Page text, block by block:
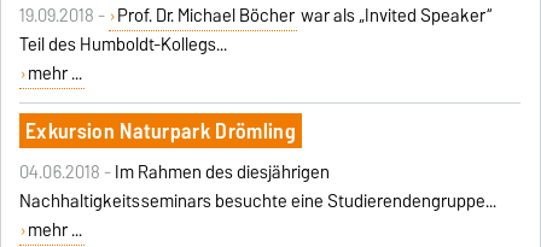
19.09.2018 - Prof. Dr. Michael Böcher war als „Invited Speaker“
Teil des Humboldt-Kollegs...
mehr ...
Exkursion Naturpark Drömling
04.06.2018 -Im Rahmen des diesjährigen
Nachhaltigkeitsseminars besuchte eine Studierendengruppe...
mehr ...